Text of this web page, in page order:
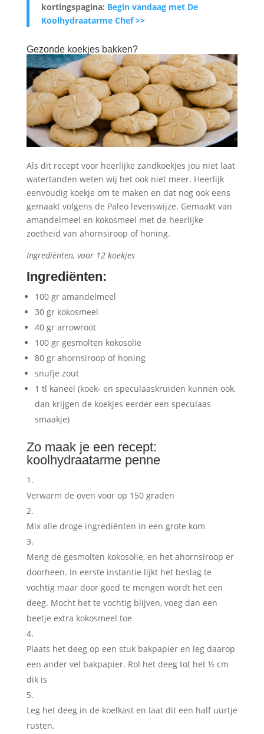
kortingspagina: Begin vandaag met De
Koolhydraatarme Chef >>
Gezonde koekjes bakken?
Als dit recept voor heerlijke zandkoekjes jou niet laat
watertanden weten wij het ook niet meer. Heerlijk
eenvoudig koekje om te maken en dat nog ook eens
gemaakt volgens de Paleo levenswijze. Gemaakt van
amandelmeel en kokosmeel met de heerlijke
zoetheid van ahornsiroop of honing.
Ingrediënten, voor 12 koekjes
Ingrediënten:
100 gr amandelmeel
30 gr kokosmeel
40 gr arrowroot
100 gr gesmolten kokosolie
80 gr ahornsiroop of honing
snufje zout
1 tl kaneel (koek- en speculaaskruiden kunnen ook,
dan krijgen de koekjes eerder een speculaas
smaakje)
Zo maak je een recept:
koolhydraatarme penne
Verwarm de oven voor op 150 graden
Mix alle droge ingrediënten in een grote kom
Meng de gesmolten kokosolie, en het ahornsiroop er
doorheen. In eerste instantie lijkt het beslag te
vochtig maar door goed te mengen wordt het een
deeg. Mocht het te vochtig blijven, voeg dan een
beetje extra kokosmeel toe
Plaats het deeg op een stuk bakpapier en leg daarop
een ander vel bakpapier. Rol het deeg tot het ½ cm
dik is
Leg het deeg in de koelkast en laat dit een half uurtje
rusten.